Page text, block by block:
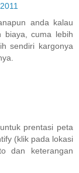
anda kalau
biaya, cuma lebih
sendiri kargonya
prentasi peta
(klik pada lokasi
dan keterangan